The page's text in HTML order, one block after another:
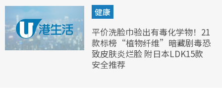
健康
平价洗脸巾验出有毒化学物！21
款标榜“植物纤维”暗藏剧毒恐
致皮肤炎烂脸 附日本LDK15款
安全推荐